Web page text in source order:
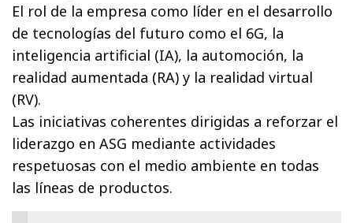
El rol de la empresa como líder en el desarrollo
de tecnologías del futuro como el 6G, la
inteligencia artificial (IA), la automoción, la
realidad aumentada (RA) y la realidad virtual
(RV).
Las iniciativas coherentes dirigidas a reforzar el
liderazgo en ASG mediante actividades
respetuosas con el medio ambiente en todas
las líneas de productos.